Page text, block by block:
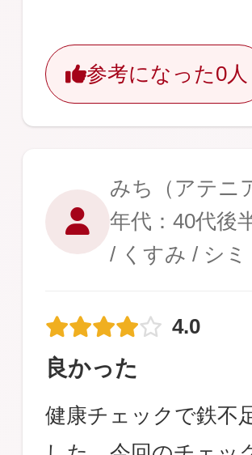
参考になった0人
みち
（アテ
年代：40代
/ くすみ / シミ
4.0
良かった
健康チェックで鉄不